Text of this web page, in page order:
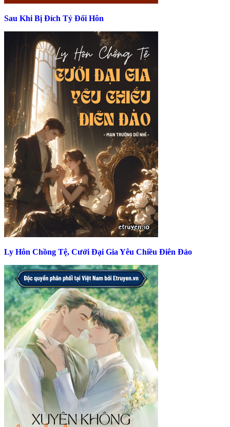
Sau Khi Bị Đích Tỷ Đổi Hôn
Ly Hôn Chồng Tệ, Cưới Đại Gia Yêu Chiều Điên Đảo